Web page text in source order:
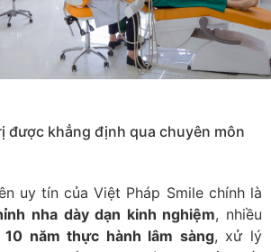
được khẳng định qua chuyên môn
uy tín của Việt Pháp Smile chính là
nha dày dạn kinh nghiệm, nhiều
10 năm thực hành lâm sàng, xử lý